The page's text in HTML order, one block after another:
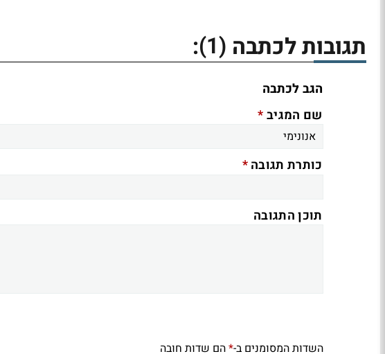
תגובות לכתבה (1)
:
הגב לכתבה
שם המגיב*
כותרת תגובה*
תוכן התגובה
השדות המסומנים ב-*הם שדות חובה